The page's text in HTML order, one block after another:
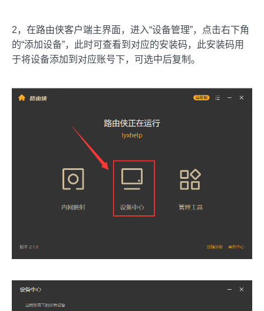
2，在路由侠客户端主界面，进入“设备管理”，点击右下角
的“添加设备”，此时可查看到对应的安装码，此安装码用
于将设备添加到对应账号下，可选中后复制。